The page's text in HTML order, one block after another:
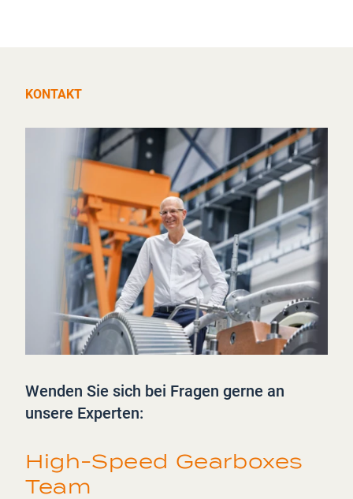
KONTAKT
Wenden Sie sich bei Fragen gerne an
unsere Experten:
High-Speed Gearboxes
Team